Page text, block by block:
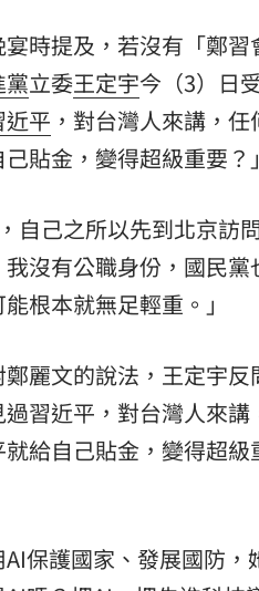
時提及，若沒有「鄭
黨立委王定宇今（3）日
近平 ，對台灣人來講，
貼金，變得超級重要？」
自己之所以先到北京訪
沒有公職身份，國民
根本就無足輕重。」
麗文的說法，王定宇反
習近平，對台灣人來
給自己貼金，變得超
保護國家、發展國防，